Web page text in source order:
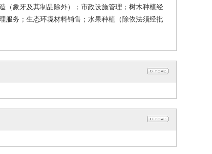
（象牙及其制品除外）；市政设施管理；树木种植经
服务；生态环境材料销售；水果种植（除依法须经批